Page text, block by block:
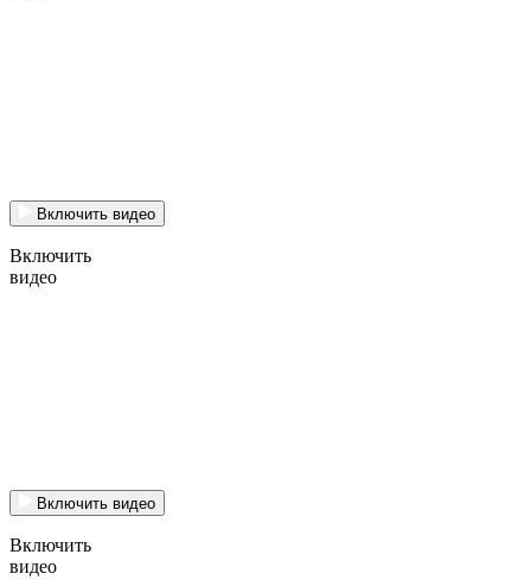
Включить видео
Включить
видео
Включить видео
Включить
видео